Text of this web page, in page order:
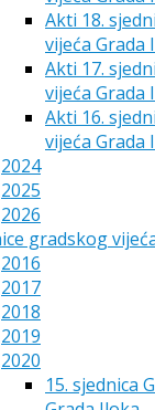
Akti 18.
vijeća Grada
Akti 17.
vijeća Grada
Akti 16.
vijeća Grada
2024
2025
2026
gradskog
2016
2017
2018
2019
2020
15. sjednica